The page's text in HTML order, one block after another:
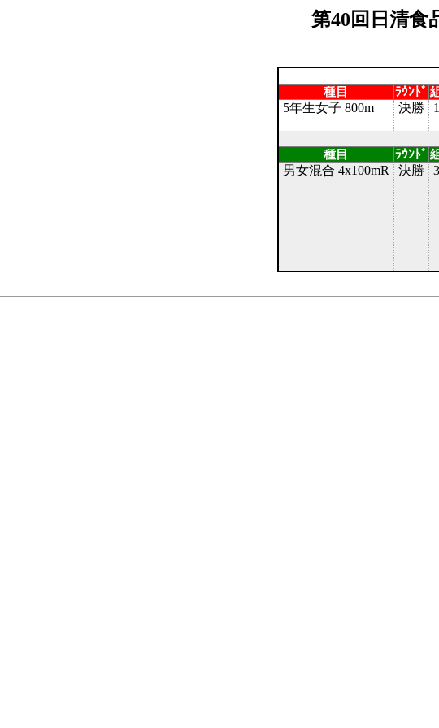
第40回日清食
種目 ﾗｳﾝﾄﾞ 組
5年生女子 800m 決勝 1
種目 ﾗｳﾝﾄﾞ 組
男女混合 4x100mR 決勝 3